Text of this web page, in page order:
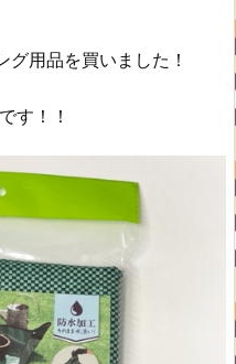
用品を買いました！
す！！